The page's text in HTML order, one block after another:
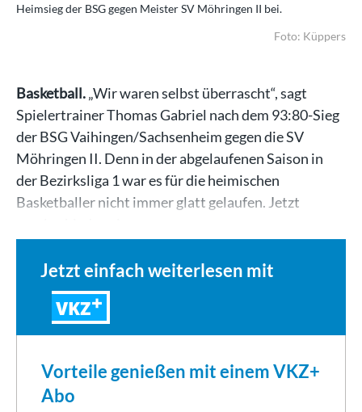
Heimsieg der BSG gegen Meister SV Möhringen II bei.
Foto: Küppers
Basketball.„Wir waren selbst überrascht“, sagt
Spielertrainer Thomas Gabriel nach dem 93:80-Sieg
der BSG Vaihingen/Sachsenheim gegen die SV
Möhringen II. Denn in der abgelaufenen Saison in
der Bezirksliga 1 war es für die heimischen
Basketballer nicht immer glatt gelaufen. Jetzt
Jetzt einfach weiterlesen mit
VKZ
Vorteile genießen mit einem VKZ+
Abo